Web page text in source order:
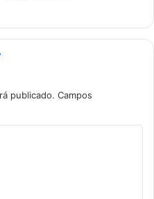
publicado. Campos